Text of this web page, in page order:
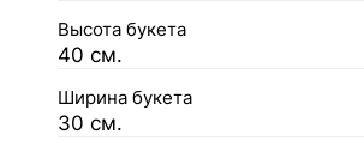
Высота букета
40 см.
Ширина букета
30 см.